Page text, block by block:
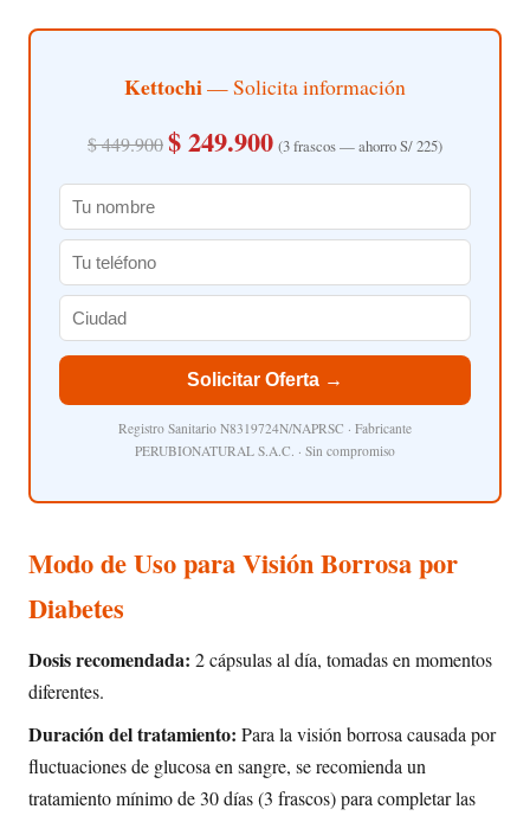
Kettochi— Solicita información
$ 449.900$ 249.900 (3 frascos — ahorro S/ 225)
Solicitar Oferta →
Registro Sanitario N8319724N/NAPRSC · Fabricante
PERUBIONATURAL S.A.C. · Sin compromiso
Modo de Uso para Visión Borrosa por
Diabetes
Dosis recomendada: 2 cápsulas al día, tomadas en momentos
diferentes.
Duración del tratamiento: Para la visión borrosa causada por
fluctuaciones de glucosa en sangre, se recomienda un
tratamiento mínimo de 30 días (3 frascos) para completar las